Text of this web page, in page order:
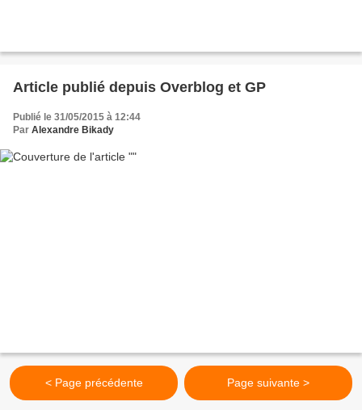
Article publié depuis Overblog et GP
Publié le 31/05/2015 à 12:44
Par Alexandre Bikady
< Page précédente Page suivante >